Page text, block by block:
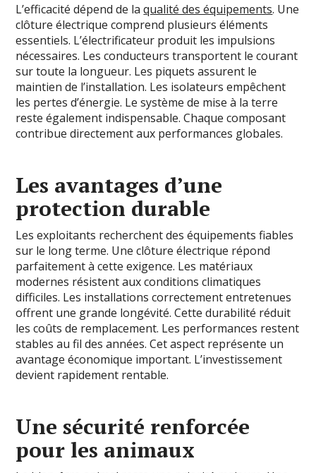
L’efficacité dépend de laqualité des équipements. Une
clôture électrique comprend plusieurs éléments
essentiels. L’électrificateur produit les impulsions
nécessaires. Les conducteurs transportent le courant
sur toute la longueur. Les piquets assurent le
maintien de l’installation. Les isolateurs empêchent
les pertes d’énergie. Le système de mise à la terre
reste également indispensable. Chaque composant
contribue directement aux performances globales.
Les avantages d’une
protection durable
Les exploitants recherchent des équipements fiables
sur le long terme. Une clôture électrique répond
parfaitement à cette exigence. Les matériaux
modernes résistent aux conditions climatiques
difficiles. Les installations correctement entretenues
offrent une grande longévité. Cette durabilité réduit
les coûts de remplacement. Les performances restent
stables au fil des années. Cet aspect représente un
avantage économique important. L’investissement
devient rapidement rentable.
Une sécurité renforcée
pour les animaux